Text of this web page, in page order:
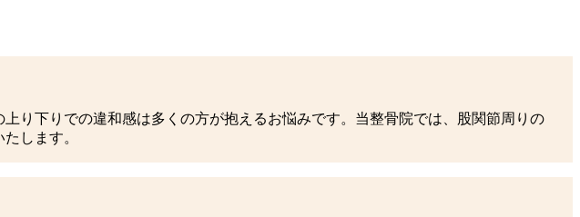
り下りでの違和感は多くの方が抱えるお悩みです。当整骨院では、股関節周りの
します。